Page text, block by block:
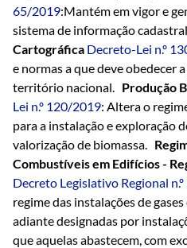
65/2019:Mantém em vigor e
sistema de informação
Cartográfica Decreto-Lei n.º
e normas a que deve obedecer
território nacional. Produção
Lei n.º 120/2019: Altera o
para a instalação e exploração
valorização de biomassa.
Combustíveis em Edifícios -
Decreto Legislativo Regional
regime das instalações de
adiante designadas por
que aquelas abastecem, com